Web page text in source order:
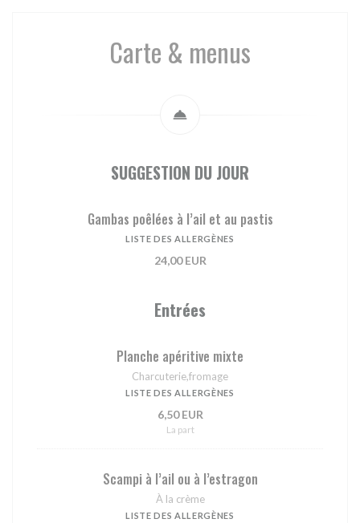
Carte & menus
SUGGESTION DU JOUR
Gambas poêlées à l’ail et au pastis
LISTE DES ALLERGÈNES
24,00 EUR
Entrées
Planche apéritive mixte
Charcuterie,fromage
LISTE DES ALLERGÈNES
6,50 EUR
La part
Scampi à l’ail ou à l’estragon
À la crème
LISTE DES ALLERGÈNES